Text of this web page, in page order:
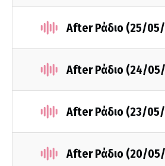
After Ράδιο (25/
After Ράδιο (24/
After Ράδιο (23/
After Ράδιο (20/